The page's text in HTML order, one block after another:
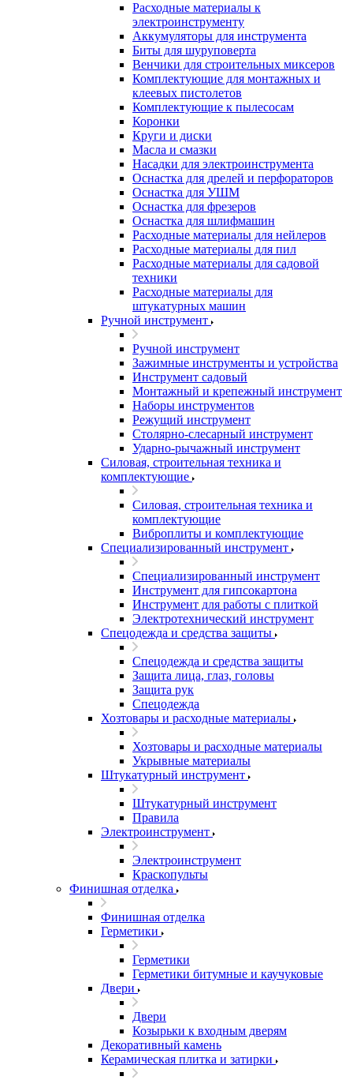
Расходные материалы к
электроинструменту
Аккумуляторы для инструмента
Биты для шуруповерта
Венчики для строительных миксеров
Комплектующие для монтажных и
клеевых пистолетов
Комплектующие к пылесосам
Коронки
Круги и диски
Масла и смазки
Насадки для электроинструмента
Оснастка для дрелей и перфораторов
Оснастка для УШМ
Оснастка для фрезеров
Оснастка для шлифмашин
Расходные материалы для нейлеров
Расходные материалы для пил
Расходные материалы для садовой
техники
Расходные материалы для
штукатурных машин
Ручной инструмент
Ручной инструмент
Зажимные инструменты и устройства
Инструмент садовый
Монтажный и крепежный инструмент
Наборы инструментов
Режущий инструмент
Столярно-слесарный инструмент
Ударно-рычажный инструмент
Силовая, строительная техника и
комплектующие
Силовая, строительная техника и
комплектующие
Виброплиты и комплектующие
Специализированный инструмент
Специализированный инструмент
Инструмент для гипсокартона
Инструмент для работы с плиткой
Электротехнический инструмент
Спецодежда и средства защиты
Спецодежда и средства защиты
Защита лица, глаз, головы
Защита рук
Спецодежда
Хозтовары и расходные материалы
Хозтовары и расходные материалы
Укрывные материалы
Штукатурный инструмент
Штукатурный инструмент
Правила
Электроинструмент
Электроинструмент
Краскопульты
Финишная отделка
Финишная отделка
Герметики
Герметики
Герметики битумные и каучуковые
Двери
Двери
Козырьки к входным дверям
Декоративный камень
Керамическая плитка и затирки